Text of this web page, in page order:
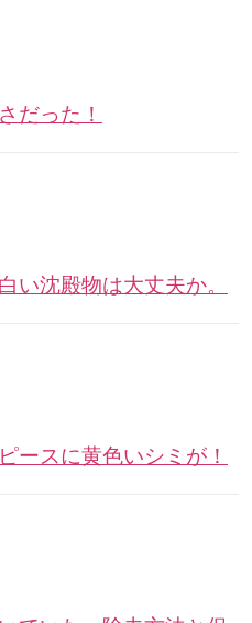
だった！
い沈殿物は大丈夫か。
ースに黄色いシミが！